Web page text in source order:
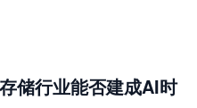
储行业能否建成AI时